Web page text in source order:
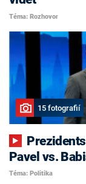
Téma: Rozhovor
15 fotografií
Pavel vs.
Téma: Politika